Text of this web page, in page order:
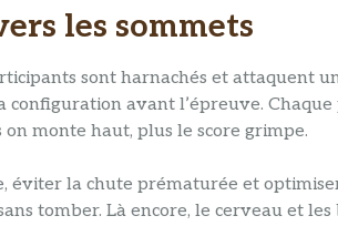
les sommets
sont harnachés et attaquent
avant l’épreuve. Chaque
monte haut, plus le score grimpe.
éviter la chute prématurée et
tomber. Là encore, le cerveau et